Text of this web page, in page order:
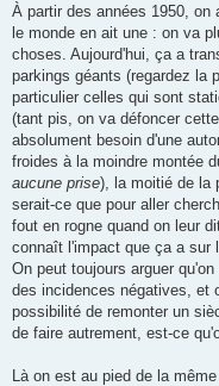
À partir des années 1950,
le monde en ait une : on va
choses. Aujourd'hui, ça a
parkings géants (regardez la
particulier celles qui sont
(tant pis, on va défoncer
absolument besoin d'une
froides à la moindre montée
aucune prise), la moitié de la
serait-ce que pour aller
fout en rogne quand on leur
connaît l'impact que ça a sur
On peut toujours arguer
des incidences négatives, et
possibilité de remonter un
de faire autrement, est-ce
Là on est au pied de la